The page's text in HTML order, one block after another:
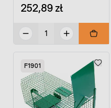
252,89 zł
F1901